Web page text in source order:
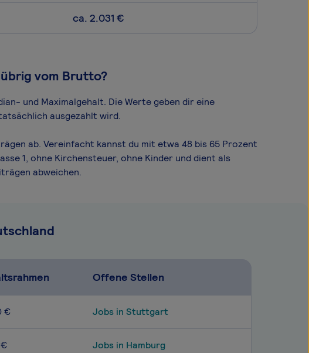
ca. 2.031 €
vom Brutto?
und Maximal­gehalt. Die Werte geben dir eine
ausgezahlt wird.
ab. Vereinfacht kannst du mit etwa 48 bis 65 Prozent
1, ohne Kirchensteuer, ohne Kinder und dient als
abweichen.
Offene Stellen
€ Jobs in Stuttgart
Jobs in Hamburg